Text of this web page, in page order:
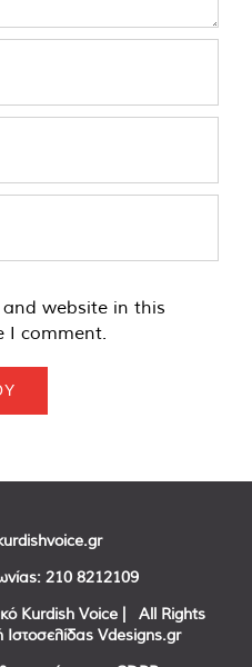
website in this
I comment.
210 8212109
Kurdish Voice | All Rights
Vdesigns.gr